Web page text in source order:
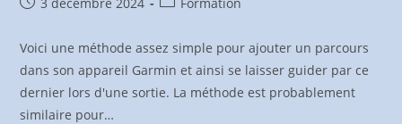
Voici une méthode assez simple pour ajouter un parcours
dans son appareil Garmin et ainsi se laisser guider par ce
dernier lors d'une sortie. La méthode est probablement
similaire pour…